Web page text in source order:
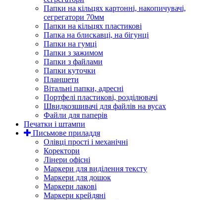
Папки на кільцях картонні, накопичувачі,
сегрегатори 70мм
Папки на кільцях пластикові
Папка на блискавці, на бігунці
Папки на гумці
Папки з зажимом
Папки з файлами
Папки куточки
Планшети
Вітальні папки, адресні
Портфелі пластикові, розділювачі
Швидкозшивачі для файлів на вусах
Файли для паперів
Печатки і штампи
Письмове приладдя
Олівці прості і механічні
Коректори
Лінери офісні
Маркери для виділення тексту
Маркери для дошок
Маркери лакові
Маркери крейдяні